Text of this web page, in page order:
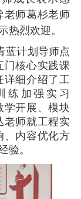
老师葛杉老师
热烈欢迎。
蓝计划导师点
门核心实践课
详细介绍了工
练加强实习
学开展、模块
老师就工程实
、内容优化方
验。